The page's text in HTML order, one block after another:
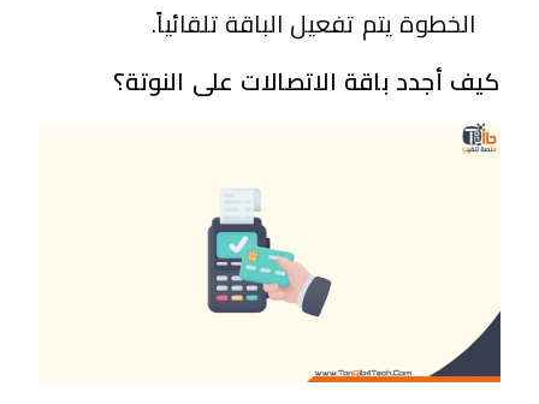
الخطوة يتم تفعيل الباقة تلقائياً.
كيف أجدد باقة الاتصالات على النوتة؟